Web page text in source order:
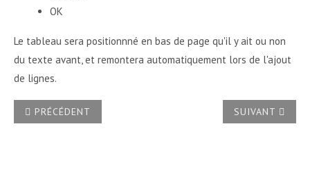
OK
Le tableau sera positionnné en bas de page qu'il y ait ou non
du texte avant, et remontera automatiquement lors de l'ajout
de lignes.
ARTICLE PRÉCÉDENT : COMMENT OBTENIR TOUTES LES
PRÉCÉDENT ARTICLE
SUIVANT